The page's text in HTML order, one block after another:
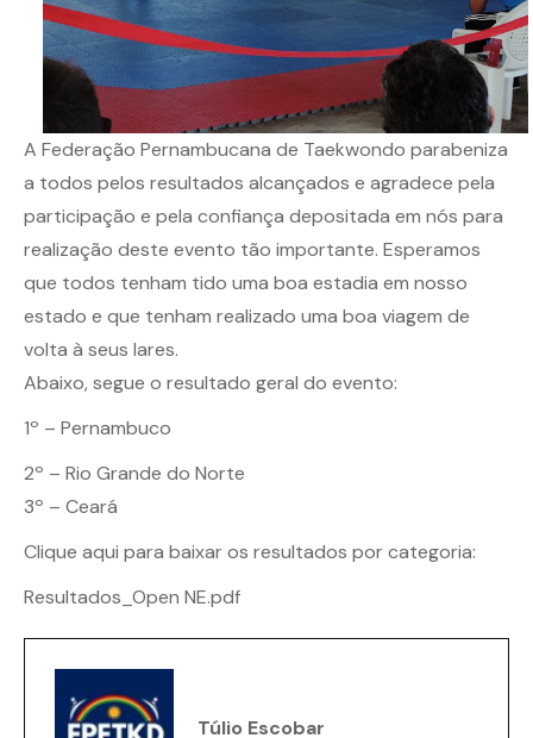
A Federação Pernambucana de Taekwondo parabeniza
a todos pelos resultados alcançados e agradece pela
participação e pela confiança depositada em nós para
realização deste evento tão importante. Esperamos
que todos tenham tido uma boa estadia em nosso
estado e que tenham realizado uma boa viagem de
volta à seus lares.
Abaixo, segue o resultado geral do evento:
1º – Pernambuco
2º – Rio Grande do Norte
3º – Ceará
Clique aqui para baixar os resultados por categoria:
Resultados_Open NE.pdf
Túlio Escobar